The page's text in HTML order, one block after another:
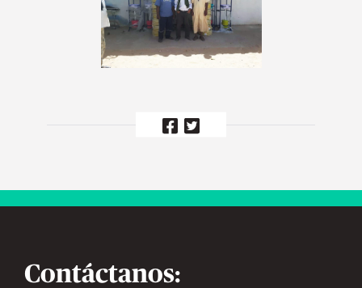
Contáctanos: